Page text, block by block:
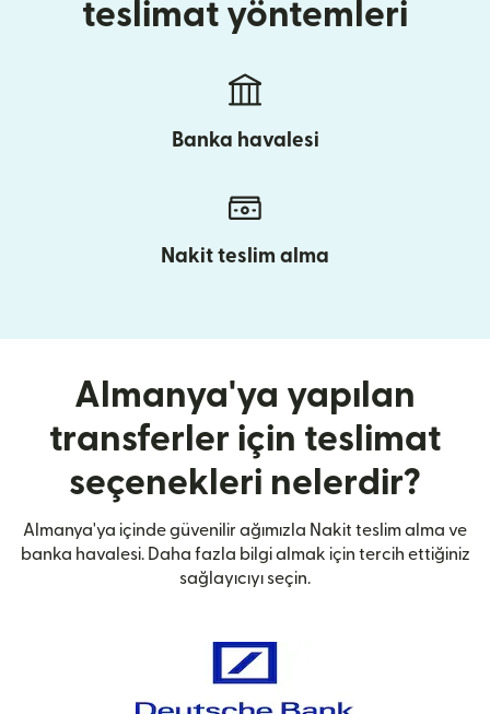
teslimat yöntemleri
Banka havalesi
Nakit teslim alma
Almanya'ya yapılan
transferler için teslimat
seçenekleri nelerdir?
Almanya'ya içinde güvenilir ağımızla Nakit teslim alma ve
banka havalesi. Daha fazla bilgi almak için tercih ettiğiniz
sağlayıcıyı seçin.